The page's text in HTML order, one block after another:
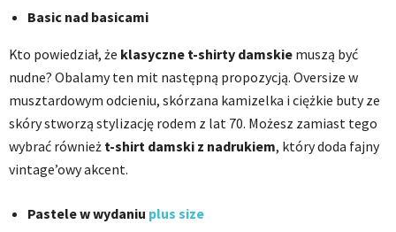
Basic nad basicami
Kto powiedział, że klasyczne t-shirty damskie muszą być
nudne? Obalamy ten mit następną propozycją. Oversize w
musztardowym odcieniu, skórzana kamizelka i ciężkie buty ze
skóry stworzą stylizację rodem z lat 70. Możesz zamiast tego
wybrać również t-shirt damski z nadrukiem, który doda fajny
vintage’owy akcent.
Pastele w wydaniu plus size